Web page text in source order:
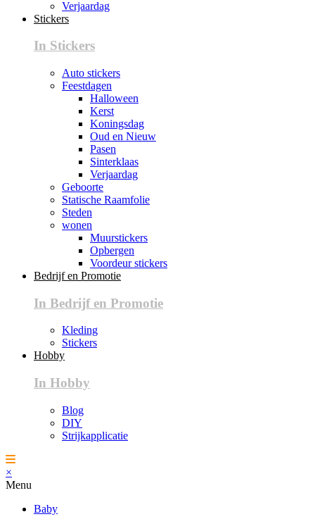
Verjaardag
Stickers
In Stickers
Auto stickers
Feestdagen
Halloween
Kerst
Koningsdag
Oud en Nieuw
Pasen
Sinterklaas
Verjaardag
Geboorte
Statische Raamfolie
Steden
wonen
Muurstickers
Opbergen
Voordeur stickers
Bedrijf en Promotie
In Bedrijf en Promotie
Kleding
Stickers
Hobby
In Hobby
Blog
DIY
Strijkapplicatie
×
Menu
Baby